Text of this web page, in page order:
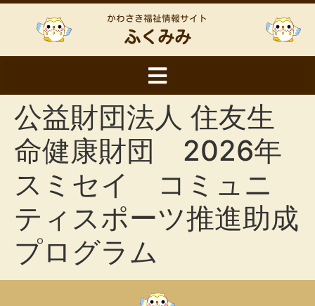
かわさき福祉情報サイト
ふくみみ
公益財団法人 住友生
命健康財団 2026年
スミセイ コミュニ
ティスポーツ推進助成
プログラム